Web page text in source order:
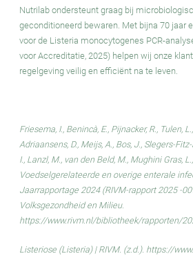
Nutrilab ondersteunt graag bij
geconditioneerd bewaren. Met bijna 70 jaar
voor de Listeria monocytogenes PCR-
voor Accreditatie, 2025) helpen wij onze
regelgeving veilig en efficiënt na te leven.
Friesema, I., Benincà, E., Pijnacker, R., Tulen,
Adriaansens, D., Meijs, A., Bos, J., Slegers-
I., Lanzl, M., van den Beld, M., Mughini Gras,
Voedselgerelateerde en overige enterale
Jaarrapportage 2024 (RIVM-rapport 2025 -
Volksgezondheid en Milieu.
https://www.rivm.nl/bibliotheek/rapporten/
Listeriose (Listeria) | RIVM. (z.d.). https://